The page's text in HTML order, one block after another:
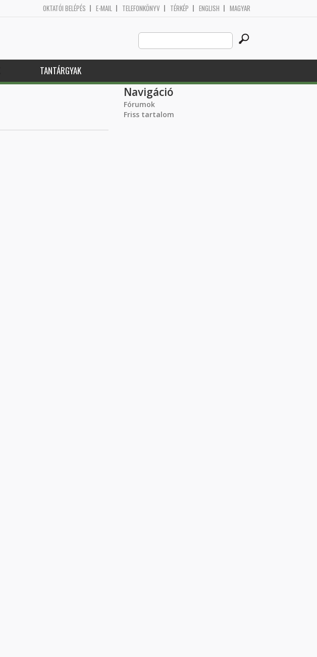
OKTATÓI BELÉPÉS E-MAIL TELEFONKÖNYV TÉRKÉP ENGLISH MAGYAR
Search
this
site
TANTÁRGYAK
Navigáció
Fórumok
Friss tartalom